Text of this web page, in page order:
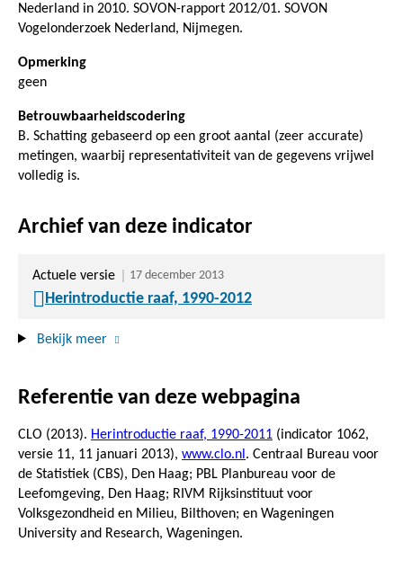
Nederland in 2010. SOVON-rapport 2012/01. SOVON
Vogelonderzoek Nederland, Nijmegen.
Opmerking
geen
Betrouwbaarheidscodering
B. Schatting gebaseerd op een groot aantal (zeer accurate)
metingen, waarbij representativiteit van de gegevens vrijwel
volledig is.
Archief van deze indicator
Actuele versie 17 december 2013
Herintroductie raaf, 1990-2012
Bekijk meer
Referentie van deze webpagina
CLO (2013). Herintroductie raaf, 1990-2011 (indicator 1062,
versie 11, 11 januari 2013), www.clo.nl . Centraal Bureau voor
de Statistiek (CBS), Den Haag; PBL Planbureau voor de
Leefomgeving, Den Haag; RIVM Rijksinstituut voor
Volksgezondheid en Milieu, Bilthoven; en Wageningen
University and Research, Wageningen.